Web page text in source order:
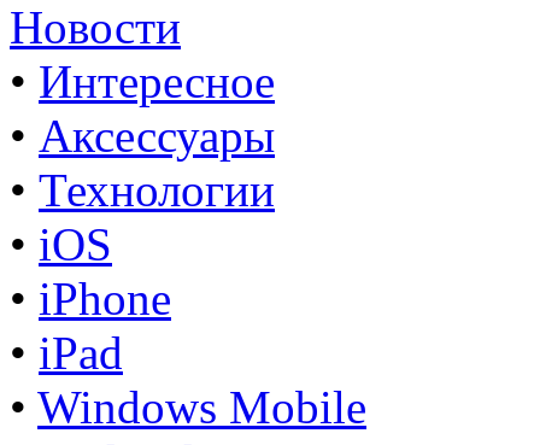
Новости
• Интересное
• Аксессуары
• Технологии
• iOS
• iPhone
• iPad
• Windows Mobile